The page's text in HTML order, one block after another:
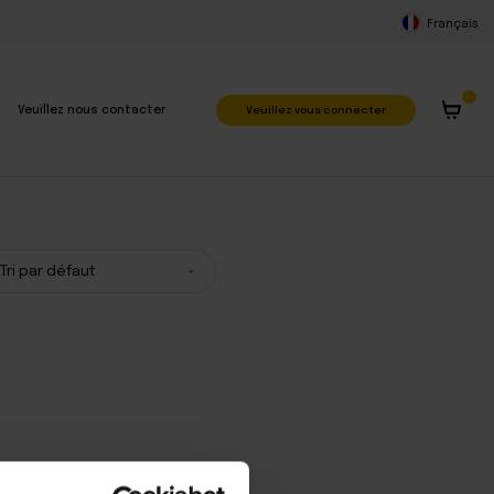
Veuillez nous contacter
Français
Veuillez vous connecter